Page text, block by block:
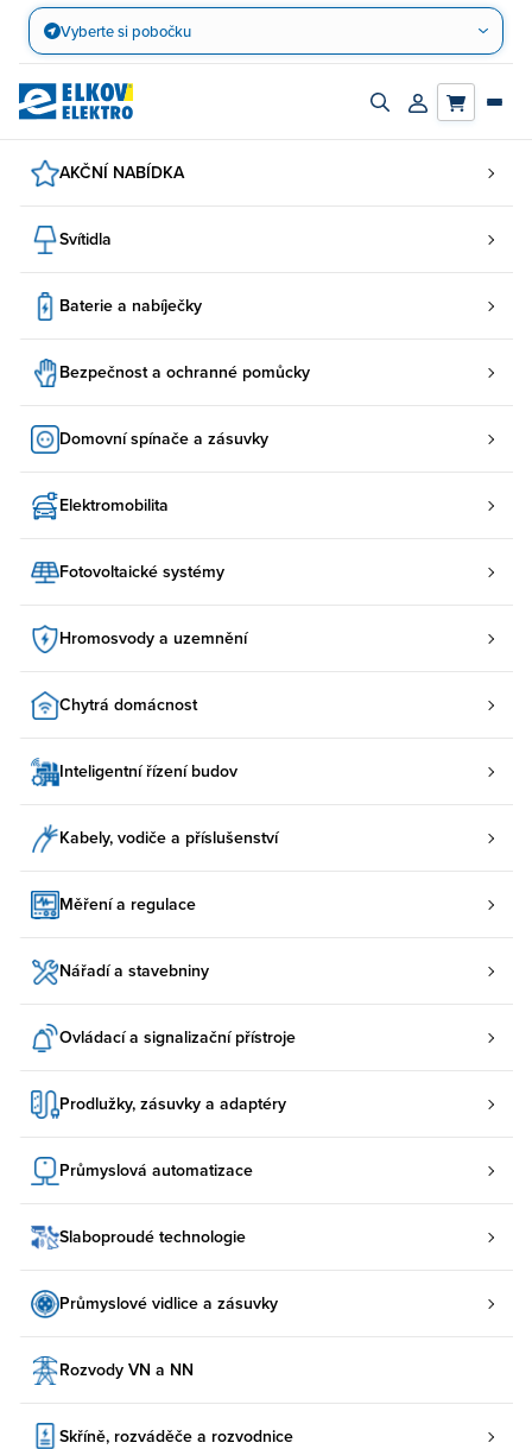
Přejít
obsah
Vyberte si pobočku
Zapnout/vypnout
Přihlásit/
AKČNÍ NABÍDKA
Svítidla
Baterie a nabíječky
Bezpečnost a ochranné pomůcky
Domovní spínače a zásuvky
Elektromobilita
Fotovoltaické systémy
Hromosvody a uzemnění
Chytrá domácnost
Inteligentní řízení budov
Kabely, vodiče a příslušenství
Měření a regulace
Nářadí a stavebniny
Ovládací a signalizační přístroje
Prodlužky, zásuvky a adaptéry
Průmyslová automatizace
Slaboproudé technologie
Průmyslové vidlice a zásuvky
Rozvody VN a NN
Skříně, rozváděče a rozvodnice